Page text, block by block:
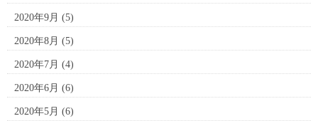
2020年9月 (5)
2020年8月 (5)
2020年7月 (4)
2020年6月 (6)
2020年5月 (6)